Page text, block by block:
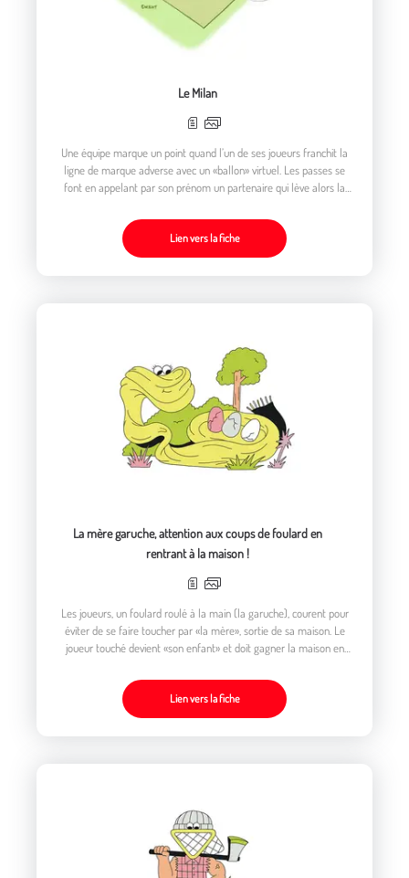
Le Milan
Une équipe marque un point quand l’un de ses joueurs franchit la
ligne de marque adverse avec un «ballon» virtuel. Les passes se
font en appelant par son prénom un partenaire qui lève alors la
Lien vers la fiche
La mère garuche, attention aux coups de foulard en
rentrant à la maison !
Les joueurs, un foulard roulé à la main (la garuche), courent pour
éviter de se faire toucher par «la mère», sortie de sa maison. Le
joueur touché devient «son enfant» et doit gagner la maison en
Lien vers la fiche